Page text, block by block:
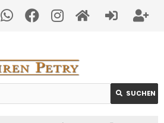
SUCHEN